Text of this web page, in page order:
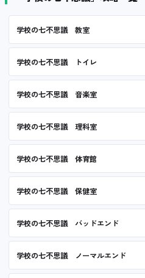
学校の七不思議 教室
学校の七不思議 トイレ
学校の七不思議 音楽室
学校の七不思議 理科室
学校の七不思議 体育館
学校の七不思議 保健室
学校の七不思議 バッドエンド
学校の七不思議 ノーマルエンド